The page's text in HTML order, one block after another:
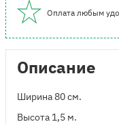
Оплата любым
Описание
Ширина 80 см.
Высота 1,5 м.